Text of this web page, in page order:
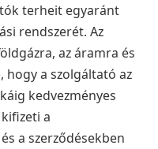
terheit egyaránt
rendszerét. Az
az áramra és
hogy a szolgáltató az
kedvezményes
a
a szerződésekben